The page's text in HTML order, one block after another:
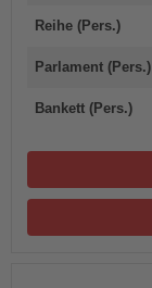
Reihe (Pers.)
Parlament (Pers.)
Bankett (Pers.)